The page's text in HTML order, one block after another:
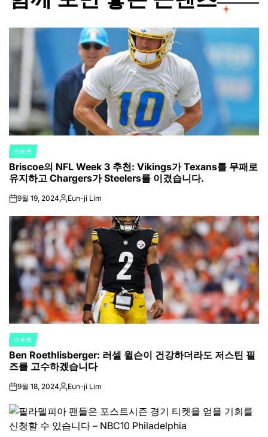
POSTED
IN
스포츠
Briscoe의 NFL Week 3 추천: Vikings가 Texans를 무패로
유지하고 Chargers가 Steelers를 이겼습니다.
on9월 19, 2024Posted
Eun-ji Lim
POSTED
IN
스포츠
Ben Roethlisberger: 러셀 윌슨이 건강하더라도 저스틴 필
즈를 고수하겠습니다
on9월 18, 2024Posted
Eun-ji Lim